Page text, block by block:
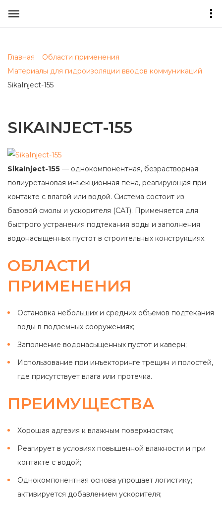
Главная
Области применения
Материалы для гидроизоляции вводов коммуникаций
SikaInject-155
SIKAINJECT-155
SikaInject-155 — однокомпонентная, безрастворная
полиуретановая инъекционная пена, реагирующая при
контакте с влагой или водой. Система состоит из
базовой смолы и ускорителя (CAT). Применяется для
быстрого устранения подтекания воды и заполнения
водонасыщенных пустот в строительных конструкциях.
ОБЛАСТИ
ПРИМЕНЕНИЯ
Остановка небольших и средних объемов подтекания
воды в подземных сооружениях;
Заполнение водонасыщенных пустот и каверн;
Использование при инъекторинге трещин и полостей,
где присутствует влага или протечка.
ПРЕИМУЩЕСТВА
Хорошая адгезия к влажным поверхностям;
Реагирует в условиях повышенной влажности и при
контакте с водой;
Однокомпонентная основа упрощает логистику;
активируется добавлением ускорителя;